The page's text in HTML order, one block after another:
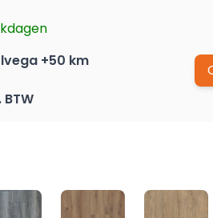
Spaghettimat
+50 km
Oak
3572 Harbour Oak Grey4166 Prestige Oak
4716